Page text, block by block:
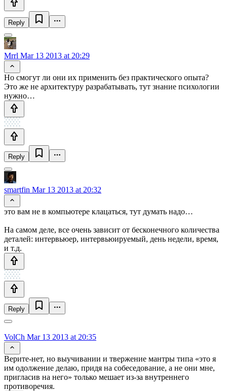
Reply
Mrrl Mar 13 2013 at 20:29
Но смогут ли они их применить без практического опыта?
Это же не архитектуру разрабатывать, тут знание психологии
нужно…
Reply
smartfin Mar 13 2013 at 20:32
это вам не в компьютере клацаться, тут думать надо…
На самом деле, все очень зависит от бесконечного количества
деталей: интервьюер, интервьюируемый, день недели, время,
и т.д.
Reply
VolCh Mar 13 2013 at 20:35
Верите-нет, но выучивании и твержение мантры типа «это я
им одолжение делаю, придя на собеседование, а не они мне,
пригласив на него» только мешает из-за внутреннего
противоречия.